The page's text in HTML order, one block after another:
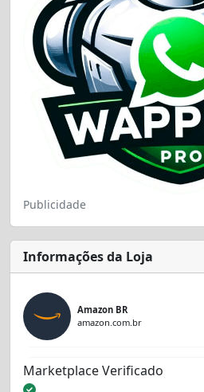
Publicidade
Informações da Loja
Amazon BR
amazon.com.br
Marketplace Verificado